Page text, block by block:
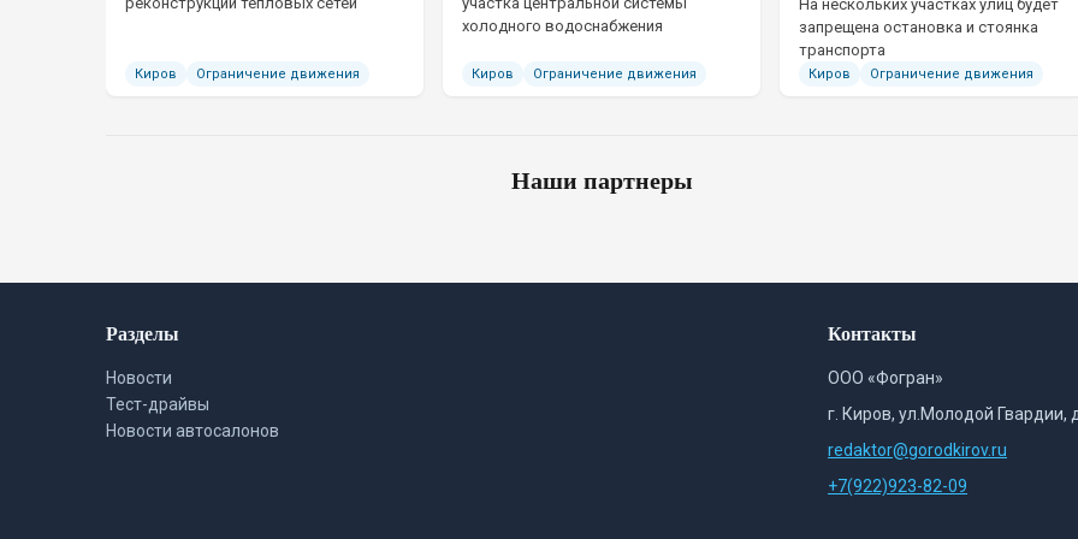
Киров Ограничение движения
холодного водоснабжения
Киров Ограничение движения
На нескольких участках улиц будет
запрещена остановка и стоянка
транспорта
Киров Ограничение движения
Наши партнеры
Разделы
Новости
Тест-драйвы
Новости автосалонов
Контакты
ООО «Фогран»
г. Киров, ул.Молодой Гвардии,
redaktor@gorodkirov.ru
+7(922)923-82-09